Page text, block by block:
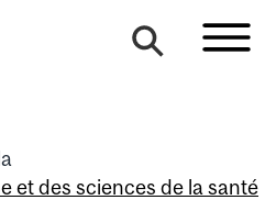
et des sciences de la santé